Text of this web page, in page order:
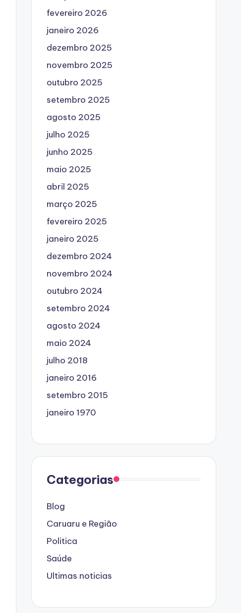
fevereiro 2026
janeiro 2026
dezembro 2025
novembro 2025
outubro 2025
setembro 2025
agosto 2025
julho 2025
junho 2025
maio 2025
abril 2025
março 2025
fevereiro 2025
janeiro 2025
dezembro 2024
novembro 2024
outubro 2024
setembro 2024
agosto 2024
maio 2024
julho 2018
janeiro 2016
setembro 2015
janeiro 1970
Categorias
Blog
Caruaru e Região
Politica
Saúde
Ultimas noticias